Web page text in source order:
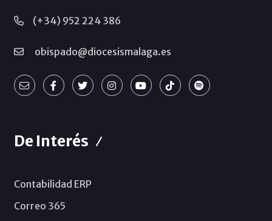
(+34) 952 224 386
obispado@diocesismalaga.es
De Interés
Contabilidad ERP
Correo 365